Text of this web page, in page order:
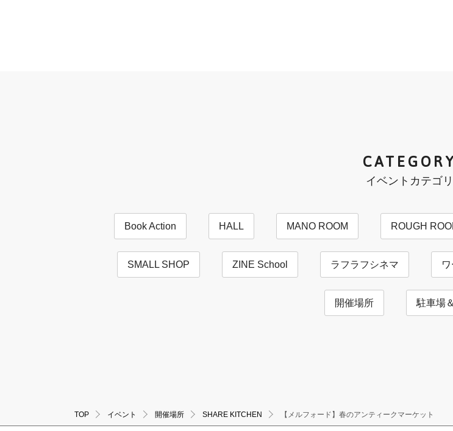
イベントカテゴリ
Book Action HALL MANO ROOM ROUGH
SMALL SHOP ZINE School ラフラフシネマ
開催場所 駐車場
TOP イベント 開催場所 SHARE KITCHEN 【メルフォード】春のアンティークマーケット